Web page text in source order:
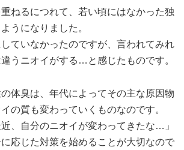
ねるにつれて、若い頃にはなかった独
うになりました。
ていなかったのですが、言われてみれ
うニオイがする…と感じたものです。
体臭は、年代によってその主な原因物
の質も変わっていくものなのです。
、自分のニオイが変わってきたな…」
応じた対策を始めることが大切なので